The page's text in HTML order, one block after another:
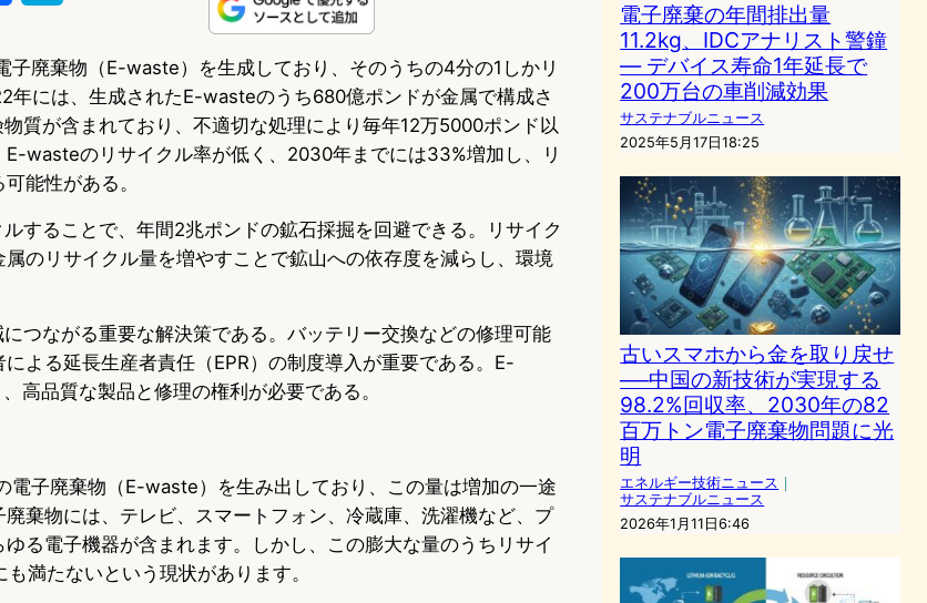
c
e
b
o
o
t
e
n
a
子廃棄物（E-waste）を生成しており、そのうちの4分の1しかリ
年には、生成されたE-wasteのうち680億ポンドが金属で構成さ
質が含まれており、不適切な処理により毎年12万5000ポンド以
E-wasteのリサイクル率が低く、2030年までには33%増加し、リ
能性がある。
することで、年間2兆ポンドの鉱石採掘を回避できる。リサイク
のリサイクル量を増やすことで鉱山への依存度を減らし、環境
つながる重要な解決策である。バッテリー交換などの修理可能
よる延長生産者責任（EPR）の制度導入が重要である。E-
高品質な製品と修理の権利が必要である。
電子廃棄物（E-waste）を生み出しており、この量は増加の一途
棄物には、テレビ、スマートフォン、冷蔵庫、洗濯機など、プ
る電子機器が含まれます。しかし、この膨大な量のうちリサイ
満たないという現状があります。
電子廃棄の年間排出量
11.2kg、IDCアナリスト警鐘
― デバイス寿命1年延長で
200万台の車削減効果
サステナブルニュース
2025年5月17日18:25
古いスマホから金を取り戻せ
──中国の新技術が実現する
98.2%回収率、2030年の82
百万トン電子廃棄物問題に光
明
エネルギー技術ニュース ｜
サステナブルニュース
2026年1月11日6:46